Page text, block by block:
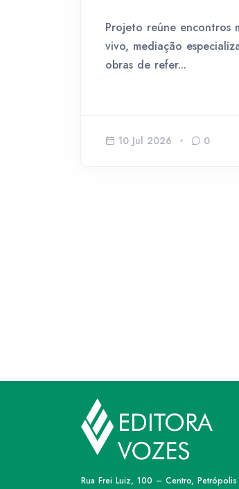
Projeto reúne encontros
vivo, mediação
obras de refer...
10 Jul 2026 0
Rua Frei Luiz, 100 – Centro,